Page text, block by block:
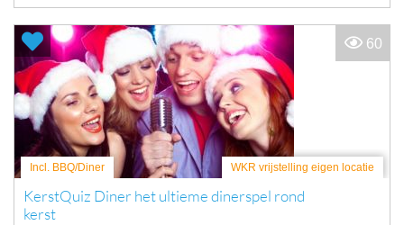
Incl. BBQ/Diner WKR vrijstelling eigen locatie
KerstQuiz Diner het ultieme dinerspel rond
kerst
60